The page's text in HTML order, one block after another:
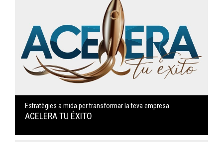
Estratègies a mida per transformar la teva empresa
ACELERA TU ÉXITO